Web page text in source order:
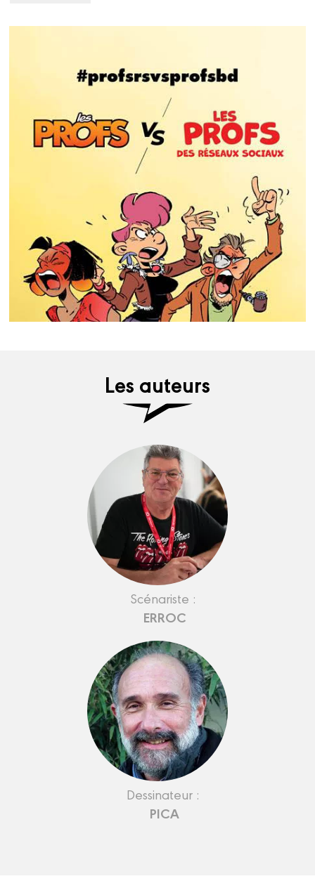
Les auteurs
Scénariste :
ERROC
Dessinateur :
PICA